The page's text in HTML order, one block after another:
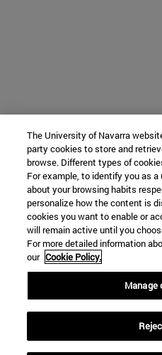
The University of Navarra
party cookies to store and
browse. Different types of
For example, to identify you as
about your browsing habits
personalize how the content is
cookies you want to enable or
will remain active until you
For more detailed information
our Cookie Policy.
Manage